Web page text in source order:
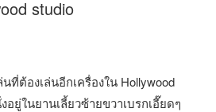
studio
นที่ต้องเล่นอีกเครื่องใน Hollywood
อยู่ในยานเลี้ยวซ้ายขวาเบรกเอี๊ยดๆ